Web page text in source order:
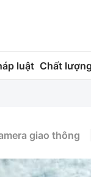
luật Chất
trúc
Quản lý
Đường
giao thông